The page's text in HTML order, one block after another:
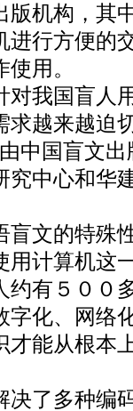
版机构，其
进行方便的
用。
我国盲人
越来越迫
中国盲文
究中心和华
文的特殊
用计算机这
约有５００
字化、网络
才能从根本
了多种编